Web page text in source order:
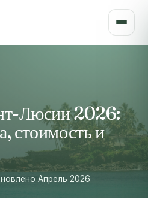
Люсии 2026:
стоимость и
Апрель 2026·